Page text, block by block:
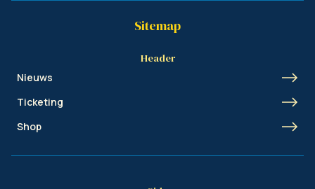
Sitemap
Header
Nieuws
Ticketing
Shop